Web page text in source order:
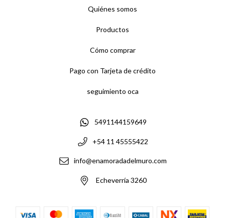
Quiénes somos
Productos
Cómo comprar
Pago con Tarjeta de crédito
seguimiento oca
5491144159649
+54 11 45555422
info@enamoradadelmuro.com
Echeverría 3260